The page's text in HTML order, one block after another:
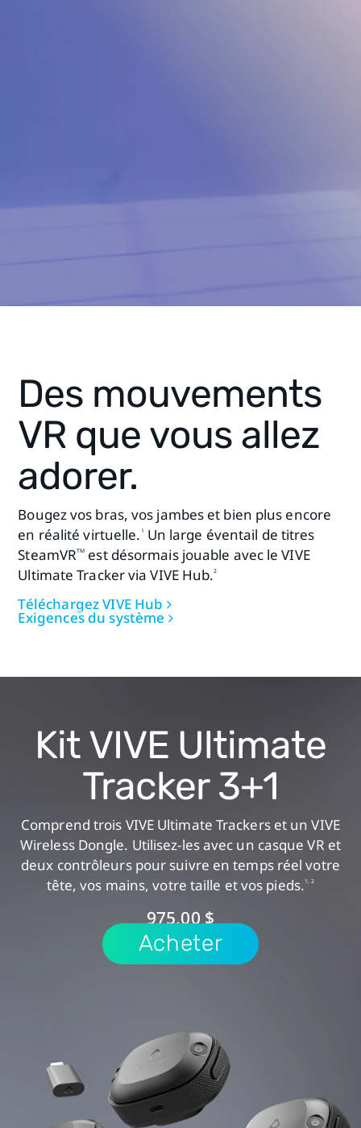
Des mouvements
VR que vous allez
adorer.
Bougez vos bras, vos jambes et bien plus encore
en réalité virtuelle. 1
Un large éventail de titres
SteamVRTM est désormais jouable avec le VIVE
Ultimate Tracker via VIVE Hub.2
Téléchargez VIVE Hub
Exigences du système
Kit VIVE Ultimate
Tracker 3+1
Comprend trois VIVE Ultimate Trackers et un VIVE
Wireless Dongle. Utilisez-les avec un casque VR et
deux contrôleurs pour suivre en temps réel votre
tête, vos mains, votre taille et vos pieds. 1, 2
975,00 $
Acheter
Windows® 11, Windows® 10
Pour VIVE Wireless Dongle :
Bien que l'USB 2.0 soit pris en
charge, nous recommandons
d'utiliser un port USB 3.0 ou plus
récent pour de meilleures
performances.
Pour le streaming PC VR sans fil
(casques VIVE uniquement) :
Wi‑Fi 802.11ac, Wi‑Fi 802.11ax (5
GHz), ou Wi‑Fi 6E
Le PC et le casque doivent être
connectés au même réseau.